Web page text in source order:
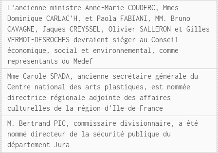
L'ancienne ministre Anne-Marie COUDERC, Mmes
Dominique CARLAC'H, et Paola FABIANI, MM. Bruno
CAVAGNE, Jaques CREYSSEL, Olivier SALLERON et Gilles
VERMOT-DESROCHES devraient siéger au Conseil
économique, social et environnemental, comme
représentants du Medef
Mme Carole SPADA, ancienne secrétaire générale du
Centre national des arts plastiques, est nommée
directrice régionale adjointe des affaires
culturelles de la région d'Ile-de-France
M. Bertrand PIC, commissaire divisionnaire, a été
nommé directeur de la sécurité publique du
département Jura